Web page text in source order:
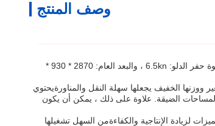
وصف المنتج
الحفرة الزحفية الصغيرة هي الخيار المثالي لمورد الحفرة للعملاء الذين يبحثون عن حفرة صغيرة 1 طن.ويأتي مع تصنيف ممتاز: 25 ((30) ° ، عرض المسار: 180mm ، قوة حفر الدلو: 6.5kn ، والبعد العام: 2870 * 930 *
الخفيف يجعلها سهلة النقل والمناورةيحتوي
بالإضافة إلى ذلك ، فإن عرض المسار الذي يبلغ 180 مم يجعله مناسبًا للعمل في المساحات الضيقة. علاوة على ذلك ، يمكن أن يكون
لزيادة الإنتاجية والكفاءةمن السهل تشغيلها